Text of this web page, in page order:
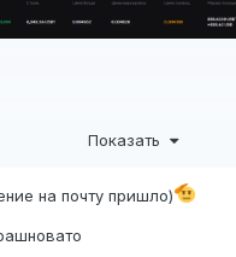
Показать
на почту пришло)